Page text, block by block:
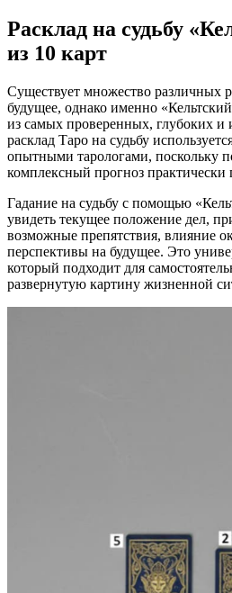
Расклад на судьбу
из 10 карт
Существует множество различных
будущее, однако именно
из самых проверенных, глубоких
расклад Таро на судьбу
опытными тарологами, поскольку
комплексный прогноз
Гадание на судьбу с помощью
увидеть текущее положение дел,
возможные препятствия, влияние
перспективы на будущее. Это
который подходит для
развернутую картину жизненной